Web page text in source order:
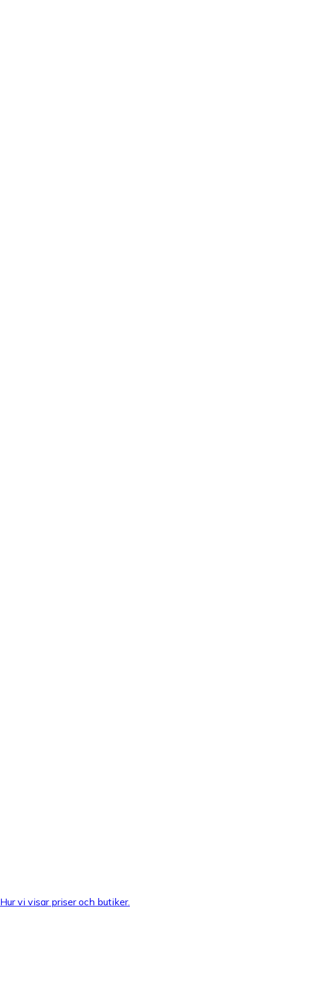
Hur vi visar priser och butiker.